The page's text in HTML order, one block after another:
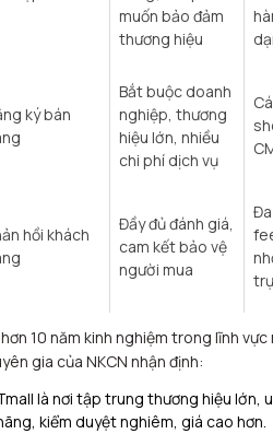
muốn bảo đảm
thương hiệu​
ký bán
Bắt buộc doanh
nghiệp, thương
hiệu lớn, nhiều
chi phí dịch vụ​
hồi khách
Đầy đủ đánh giá,
cam kết bảo vệ
người mua
10 năm kinh nghiệm trong lĩnh
gia của NKCN nhận định:
là nơi tập trung thương hiệu lớn,
kiểm duyệt nghiêm, giá cao hơn.​